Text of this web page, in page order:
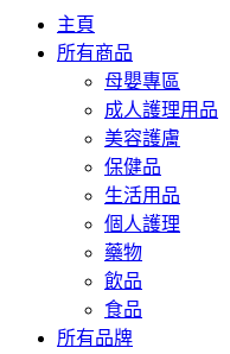
主頁
所有商品
母嬰專區
成人護理用品
美容護膚
保健品
生活用品
個人護理
藥物
飲品
食品
所有品牌